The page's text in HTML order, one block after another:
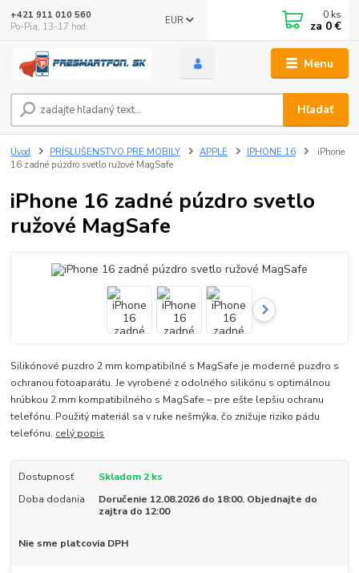
Menu
EUR
Hľadať
+421 911 010 560
Po-Pia, 13-17 hod.
0 ks
za 0 €
Úvod PRÍSLUŠENSTVO PRE MOBILY APPLE IPHONE 16
iPhone
16 zadné púzdro svetlo ružové MagSafe
iPhone 16 zadné púzdro svetlo
ružové MagSafe
Silikónové puzdro 2 mm kompatibilné s MagSafe je moderné puzdro s
ochranou fotoaparátu. Je vyrobené z odolného silikónu s optimálnou
hrúbkou 2 mm kompatibilného s MagSafe – pre ešte lepšiu ochranu
telefónu. Použitý materiál sa v ruke nešmýka, čo znižuje riziko pádu
telefónu. celý popis
Dostupnosť
Skladom 2 ks
Doba dodania
Doručenie 12.08.2026 do 18:00. Objednajte do
zajtra do 12:00
Nie sme platcovia DPH